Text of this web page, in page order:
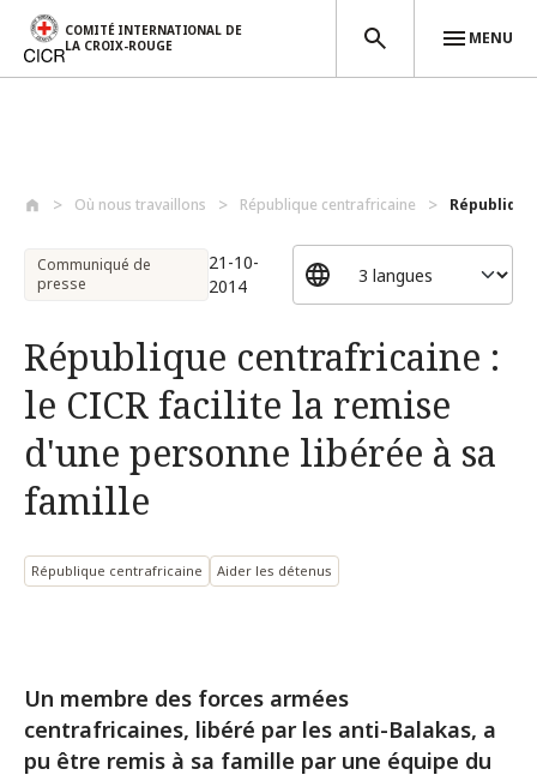
COMITÉ INTERNATIONAL DE
LA CROIX-ROUGE
MENU
Où nous travaillons République centrafricaine
Communiqué de
presse
21-10-
2014
République centrafricaine :
le CICR facilite la remise
d'une personne libérée à sa
famille
République centrafricaine Aider les détenus
Un membre des forces armées
centrafricaines, libéré par les anti-Balakas, a
pu être remis à sa famille par une équipe du